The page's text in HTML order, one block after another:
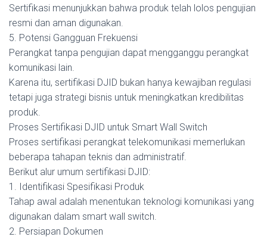
Sertifikasi menunjukkan bahwa produk telah lolos pengujian
resmi dan aman digunakan.
5. Potensi Gangguan Frekuensi
Perangkat tanpa pengujian dapat mengganggu perangkat
komunikasi lain.
Karena itu, sertifikasi DJID bukan hanya kewajiban regulasi
tetapi juga strategi bisnis untuk meningkatkan kredibilitas
produk.
Proses Sertifikasi DJID untuk Smart Wall Switch
Proses sertifikasi perangkat telekomunikasi memerlukan
beberapa tahapan teknis dan administratif.
Berikut alur umum sertifikasi DJID:
1. Identifikasi Spesifikasi Produk
Tahap awal adalah menentukan teknologi komunikasi yang
digunakan dalam smart wall switch.
2. Persiapan Dokumen